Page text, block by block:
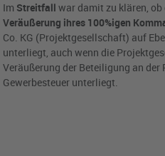
Im Streitfall war damit zu klären,
Veräußerung ihres 100%igen
Co. KG (Projektgesellschaft) auf
unterliegt, auch wenn die
Veräußerung der Beteiligung an
Gewerbesteuer unterliegt.